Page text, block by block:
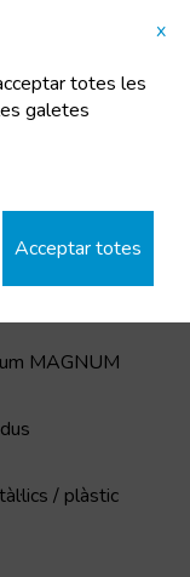
cubells, i dipòsits
MAGNUM
/ plàstic
totes les
galetes
x
Acceptar totes